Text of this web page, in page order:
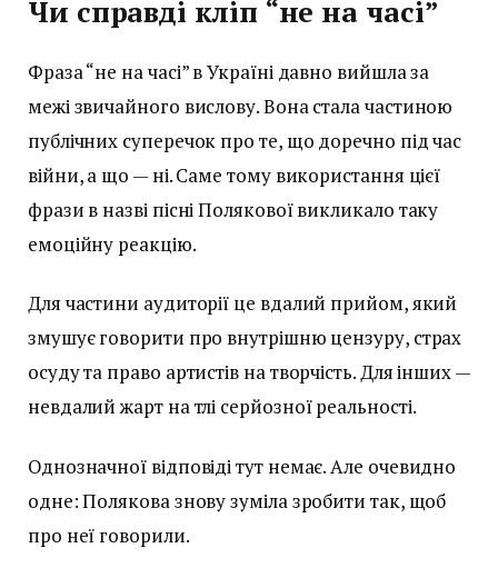
Чи справді кліп “не на часі”
Фраза “не на часі” в Україні давно вийшла за
межі звичайного вислову. Вона стала частиною
публічних суперечок про те, що доречно під час
війни, а що — ні. Саме тому використання цієї
фрази в назві пісні Полякової викликало таку
емоційну реакцію.
Для частини аудиторії це вдалий прийом, який
змушує говорити про внутрішню цензуру, страх
осуду та право артистів на творчість. Для інших —
невдалий жарт на тлі серйозної реальності.
Однозначної відповіді тут немає. Але очевидно
одне: Полякова знову зуміла зробити так, щоб
про неї говорили.